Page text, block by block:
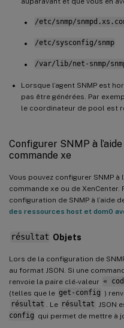
/etc/snmp/
/etc/sysconfig/snmp
/var/lib/net-snmp/
Lorsque l’agent SNMP est
pas être générées. Par
le coordinateur de pool est
Configurer SNMP à
commande xe
Vous pouvez configurer SNMP à
commande xe ou de
configuration de SNMP à l’aide
des ressources host et dom0
résultat Objets
Lors de la configuration de
au format JSON. Si une
renvoie la paire clé-valeur «
(telles que le get-config )
résultat
. Le résultat JSON
config qui permet de mettre à